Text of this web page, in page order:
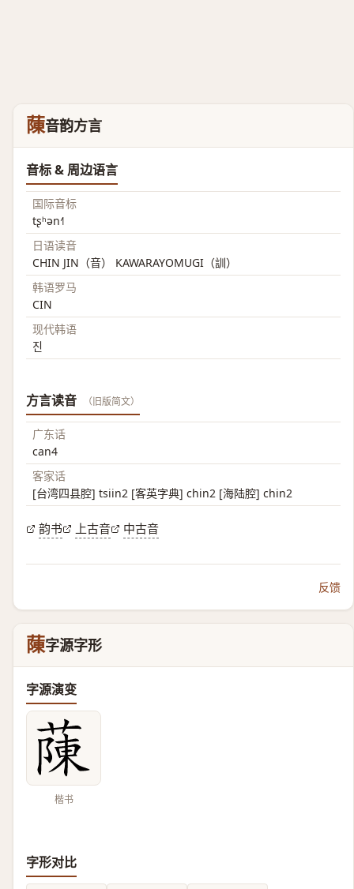
蔯音韵方言
音标 & 周边语言
国际音标
tʂʰən˧˥
日语读音
CHIN JIN（音） KAWARAYOMUGI（訓）
韩语罗马
CIN
现代韩语
진
方言读音 （旧版简文）
广东话
can4
客家话
[台湾四县腔] tsiin2 [客英字典] chin2 [海陆腔] chin2
韵书 上古音 中古音
反馈
蔯字源字形
字源演变
楷书
字形对比